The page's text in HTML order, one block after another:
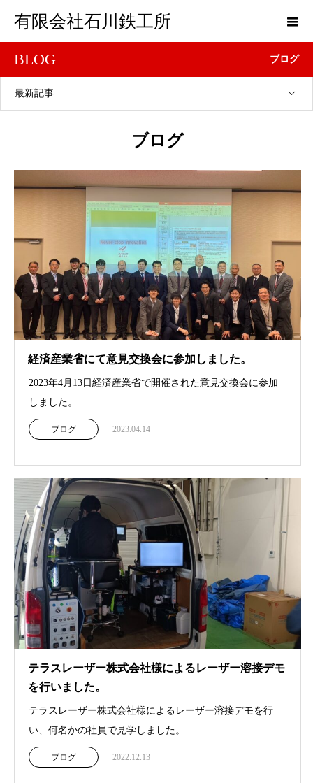
有限会社石川鉄工所
BLOG ブログ
最新記事
ブログ
経済産業省にて意見交換会に参加しました。
2023年4月13日経済産業省で開催された意見交換会に参加
しました。
ブログ 2023.04.14
テラスレーザー株式会社様によるレーザー溶接デモ
を行いました。
テラスレーザー株式会社様によるレーザー溶接デモを行
い、何名かの社員で見学しました。
ブログ 2022.12.13